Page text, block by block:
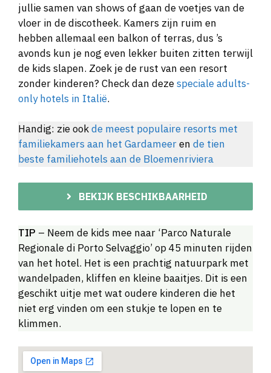
jullie samen van shows of gaan de voetjes van de
vloer in de discotheek. Kamers zijn ruim en
hebben allemaal een balkon of terras, dus ’s
avonds kun je nog even lekker buiten zitten terwijl
de kids slapen. Zoek je de rust van een resort
zonder kinderen? Check dan dezespeciale adults-
only hotels in Italië.
Handig: zie ookde meest populaire resorts met
familiekamers aan het Gardameeren de tien
beste familiehotels aan de Bloemenriviera
BEKIJK BESCHIKBAARHEID
TIP – Neem de kids mee naar ‘Parco Naturale
Regionale di Porto Selvaggio’ op 45 minuten rijden
van het hotel. Het is een prachtig natuurpark met
wandelpaden, kliffen en kleine baaitjes. Dit is een
geschikt uitje met wat oudere kinderen die het
niet erg vinden om een stukje te lopen en te
klimmen.